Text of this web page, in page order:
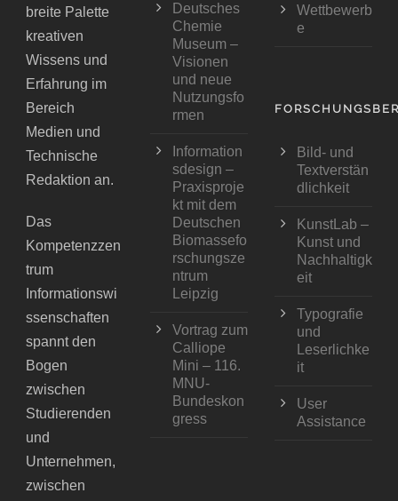
breite Palette
kreativen
Wissens und
Erfahrung im
Bereich
Medien und
Technische
Redaktion an.
Das
Kompetenzzen
trum
Informationswi
ssenschaften
spannt den
Bogen
zwischen
Studierenden
und
Unternehmen,
zwischen
Deutsches
Chemie
Museum –
Visionen
und neue
Nutzungsfo
rmen
Information
sdesign –
Praxisproje
kt mit dem
Deutschen
Biomassefo
rschungsze
ntrum
Leipzig
Vortrag zum
Calliope
Mini – 116.
MNU-
Bundeskon
gress
Wettbewerb
e
Bild- und
Textverstän
dlichkeit
KunstLab –
Kunst und
Nachhaltigk
eit
Typografie
und
Leserlichke
it
User
Assistance